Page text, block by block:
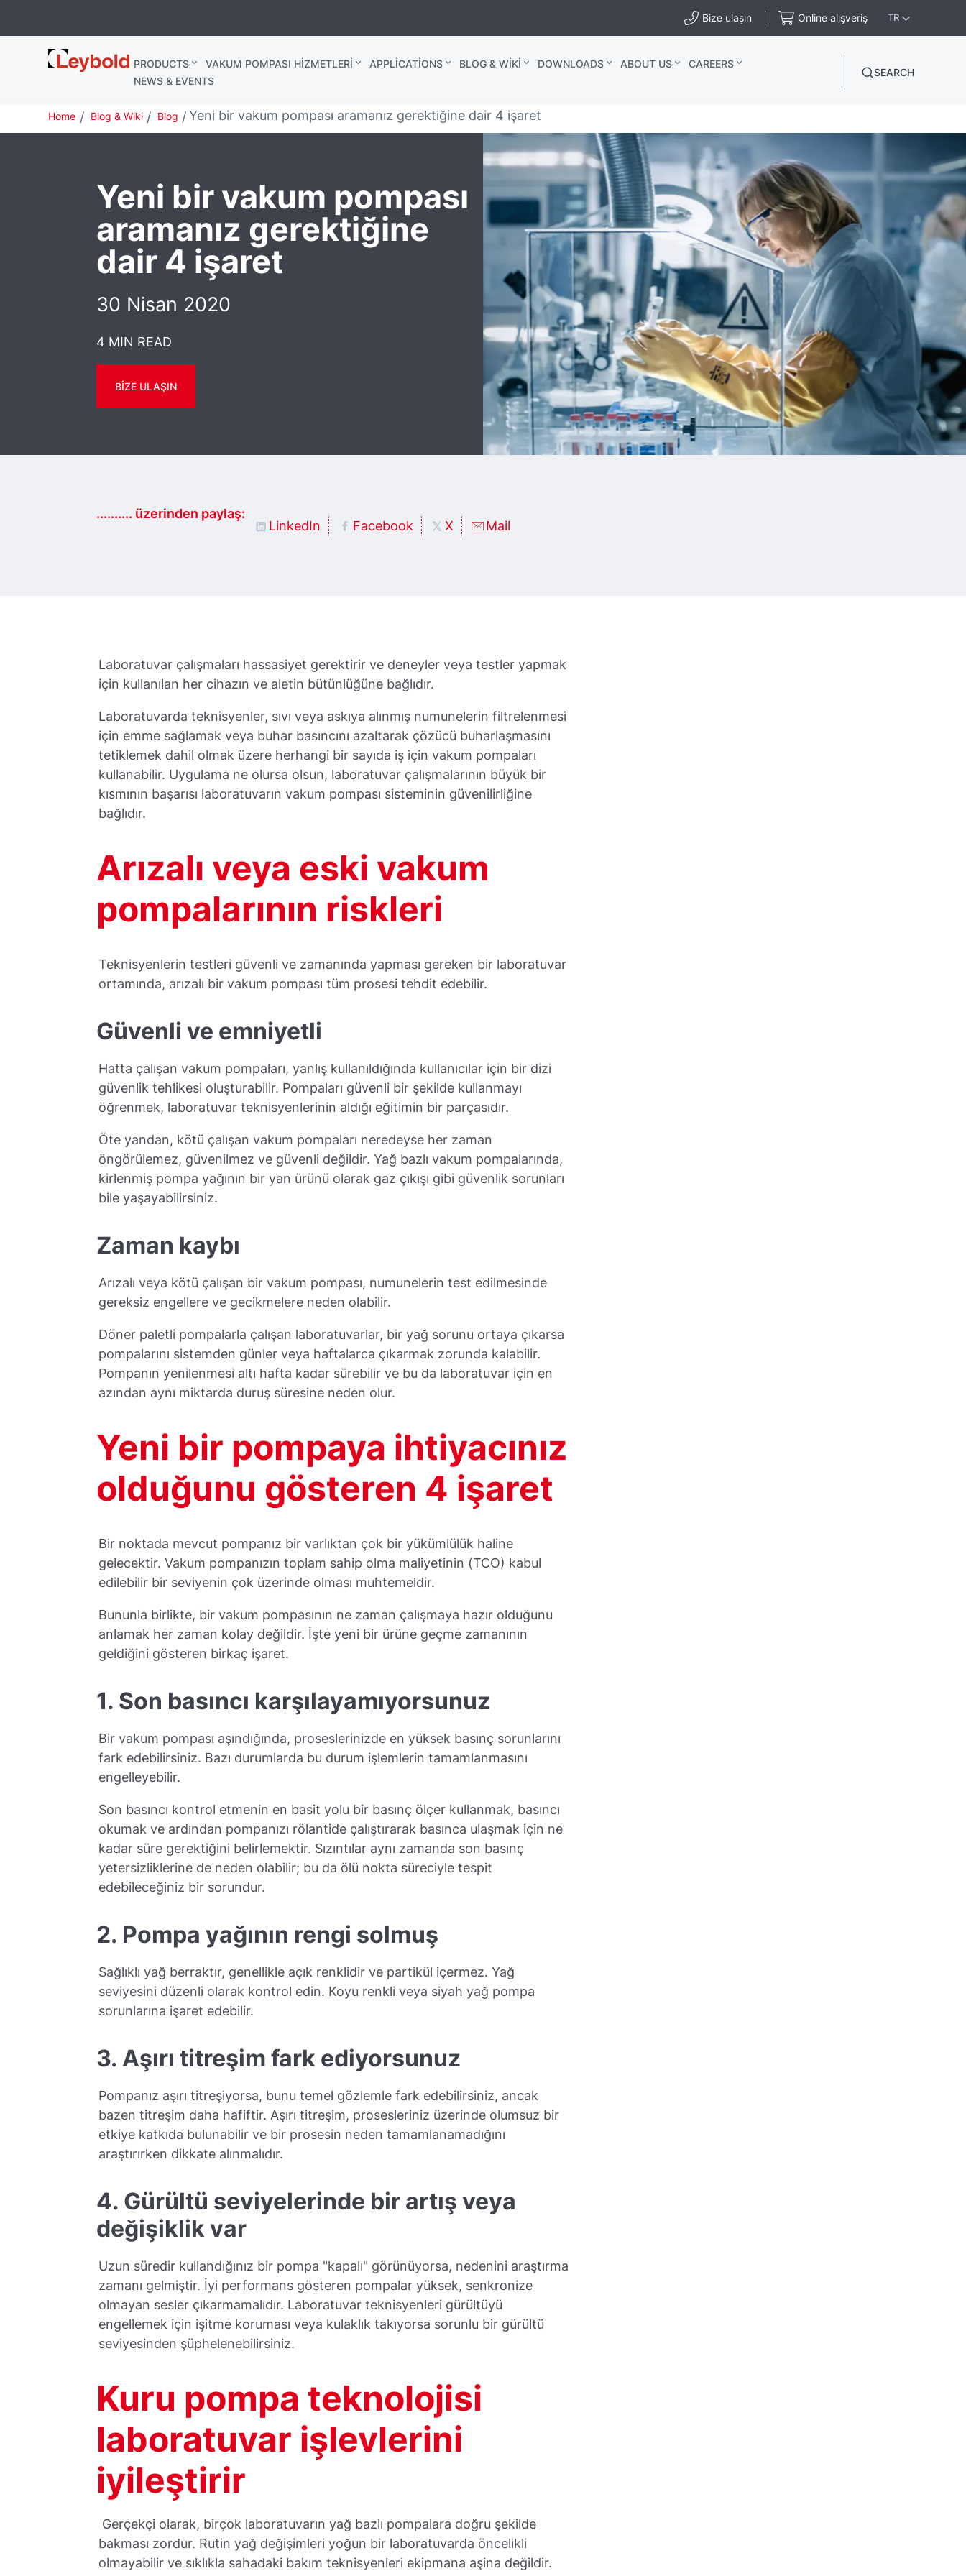
Bize ulaşın Online alışveriş TR
Leybold
Global
PRODUCTS VAKUM POMPASI HIZMETLERI APPLICATIONS BLOG & WIKI DOWNLOADS ABOUT US
CAREERS
NEWS & EVENTS
SEARCH
Home Blog & Wiki Blog Yeni bir vakum pompası aramanız gerektiğine dair 4 işaret
Yeni bir vakum pompası
aramanız gerektiğine
dair 4 işaret
30 Nisan 2020
4 MIN READ
BIZE ULAŞIN
.......... üzerinden paylaş:
LinkedIn
Facebook X Mail
Laboratuvar çalışmaları hassasiyet gerektirir ve deneyler veya testler yapmak
için kullanılan her cihazın ve aletin bütünlüğüne bağlıdır.
Laboratuvarda teknisyenler, sıvı veya askıya alınmış numunelerin filtrelenmesi
için emme sağlamak veya buhar basıncını azaltarak çözücü buharlaşmasını
tetiklemek dahil olmak üzere herhangi bir sayıda iş için vakum pompaları
kullanabilir. Uygulama ne olursa olsun, laboratuvar çalışmalarının büyük bir
kısmının başarısı laboratuvarın vakum pompası sisteminin güvenilirliğine
bağlıdır.
Arızalı veya eski vakum
pompalarının riskleri
Teknisyenlerin testleri güvenli ve zamanında yapması gereken bir laboratuvar
ortamında, arızalı bir vakum pompası tüm prosesi tehdit edebilir.
Güvenli ve emniyetli
Hatta çalışan vakum pompaları, yanlış kullanıldığında kullanıcılar için bir dizi
güvenlik tehlikesi oluşturabilir. Pompaları güvenli bir şekilde kullanmayı
öğrenmek, laboratuvar teknisyenlerinin aldığı eğitimin bir parçasıdır.
Öte yandan, kötü çalışan vakum pompaları neredeyse her zaman
öngörülemez, güvenilmez ve güvenli değildir. Yağ bazlı vakum pompalarında,
kirlenmiş pompa yağının bir yan ürünü olarak gaz çıkışı gibi güvenlik sorunları
bile yaşayabilirsiniz.
Zaman kaybı
Arızalı veya kötü çalışan bir vakum pompası, numunelerin test edilmesinde
gereksiz engellere ve gecikmelere neden olabilir.
Döner paletli pompalarla çalışan laboratuvarlar, bir yağ sorunu ortaya çıkarsa
pompalarını sistemden günler veya haftalarca çıkarmak zorunda kalabilir.
Pompanın yenilenmesi altı hafta kadar sürebilir ve bu da laboratuvar için en
azından aynı miktarda duruş süresine neden olur.
Yeni bir pompaya ihtiyacınız
olduğunu gösteren 4 işaret
Bir noktada mevcut pompanız bir varlıktan çok bir yükümlülük haline
gelecektir. Vakum pompanızın toplam sahip olma maliyetinin (TCO) kabul
edilebilir bir seviyenin çok üzerinde olması muhtemeldir.
Bununla birlikte, bir vakum pompasının ne zaman çalışmaya hazır olduğunu
anlamak her zaman kolay değildir. İşte yeni bir ürüne geçme zamanının
geldiğini gösteren birkaç işaret.
1. Son basıncı karşılayamıyorsunuz
Bir vakum pompası aşındığında, proseslerinizde en yüksek basınç sorunlarını
fark edebilirsiniz. Bazı durumlarda bu durum işlemlerin tamamlanmasını
engelleyebilir.
Son basıncı kontrol etmenin en basit yolu bir basınç ölçer kullanmak, basıncı
okumak ve ardından pompanızı rölantide çalıştırarak basınca ulaşmak için ne
kadar süre gerektiğini belirlemektir. Sızıntılar aynı zamanda son basınç
yetersizliklerine de neden olabilir; bu da ölü nokta süreciyle tespit
edebileceğiniz bir sorundur.
2. Pompa yağının rengi solmuş
Sağlıklı yağ berraktır, genellikle açık renklidir ve partikül içermez. Yağ
seviyesini düzenli olarak kontrol edin. Koyu renkli veya siyah yağ pompa
sorunlarına işaret edebilir.
3. Aşırı titreşim fark ediyorsunuz
Pompanız aşırı titreşiyorsa, bunu temel gözlemle fark edebilirsiniz, ancak
bazen titreşim daha hafiftir. Aşırı titreşim, prosesleriniz üzerinde olumsuz bir
etkiye katkıda bulunabilir ve bir prosesin neden tamamlanamadığını
araştırırken dikkate alınmalıdır.
4. Gürültü seviyelerinde bir artış veya
değişiklik var
Uzun süredir kullandığınız bir pompa "kapalı" görünüyorsa, nedenini araştırma
zamanı gelmiştir. İyi performans gösteren pompalar yüksek, senkronize
olmayan sesler çıkarmamalıdır. Laboratuvar teknisyenleri gürültüyü
engellemek için işitme koruması veya kulaklık takıyorsa sorunlu bir gürültü
seviyesinden şüphelenebilirsiniz.
Kuru pompa teknolojisi
laboratuvar işlevlerini
iyileştirir
Gerçekçi olarak, birçok laboratuvarın yağ bazlı pompalara doğru şekilde
bakması zordur. Rutin yağ değişimleri yoğun bir laboratuvarda öncelikli
olmayabilir ve sıklıkla sahadaki bakım teknisyenleri ekipmana aşina değildir.